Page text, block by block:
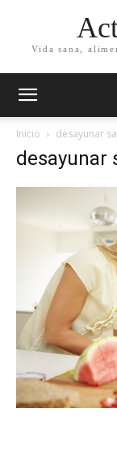
Vida sana,
Inicio desayunar
desayunar